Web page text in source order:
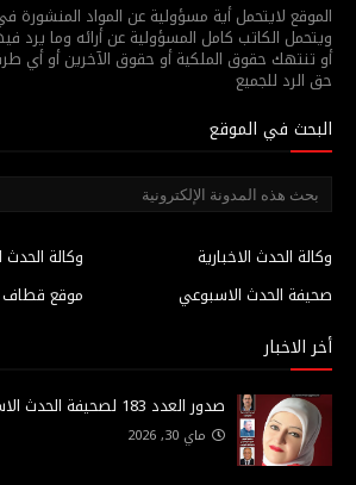
الموقع لايتحمل أية مسؤولية عن المواد المنشورة
ويتحمل الكاتب كامل المسؤولية عن أرائه وما يرد
أو تنتهك حقوق الملكية أو حقوق الآخرين أو أي
حق الرد للجميع
البحث في الموقع
وكالة الحدث
وكالة الحدث الاخبارية
موقع قطاف
صحيفة الحدث الاسبوعي
أخر الاخبار
صدور العدد 183 لصحيفة الحدث الاسبوعي من لندن
ماي 30, 2026